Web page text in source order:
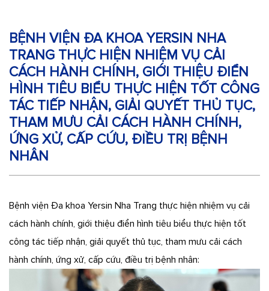
BỆNH VIỆN ĐA KHOA YERSIN NHA
TRANG THỰC HIỆN NHIỆM VỤ CẢI
CÁCH HÀNH CHÍNH, GIỚI THIỆU ĐIỂN
HÌNH TIÊU BIỂU THỰC HIỆN TỐT CÔNG
TÁC TIẾP NHẬN, GIẢI QUYẾT THỦ TỤC,
THAM MƯU CẢI CÁCH HÀNH CHÍNH,
ỨNG XỬ, CẤP CỨU, ĐIỀU TRỊ BỆNH
NHÂN
Bệnh viện Đa khoa Yersin Nha Trang thực hiện nhiệm vụ cải
cách hành chính, giới thiệu điển hình tiêu biểu thực hiện tốt
công tác tiếp nhận, giải quyết thủ tục, tham mưu cải cách
hành chính, ứng xử, cấp cứu, điều trị bệnh nhân: